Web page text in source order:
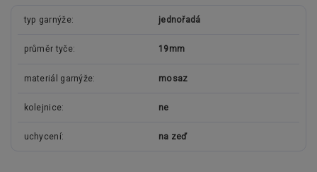
typ garnýže jednořadá
průměr tyče 19mm
materiál garnýže mosaz
kolejnice ne
uchycení na zeď